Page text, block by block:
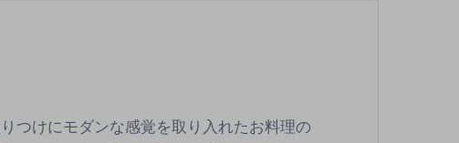
つけにモダンな感覚を取り入れたお料理の